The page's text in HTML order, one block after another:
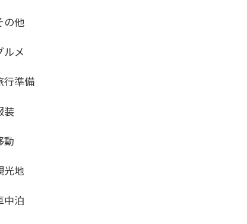
の他
ルメ
行準備
装
動
光地
中泊